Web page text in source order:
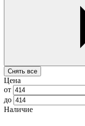
Снять все
Цена
от
до
Наличие